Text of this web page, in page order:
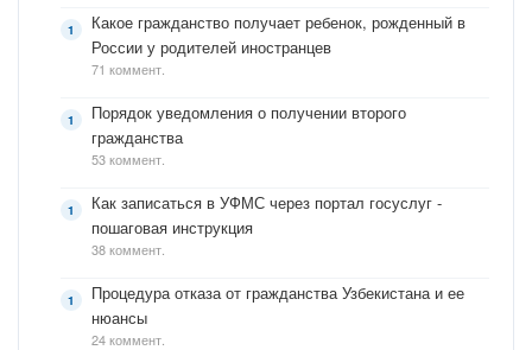
Какое гражданство получает ребенок, рожденный в
России у родителей иностранцев
71 коммент.
Порядок уведомления о получении второго
гражданства
53 коммент.
Как записаться в УФМС через портал госуслуг -
пошаговая инструкция
38 коммент.
Процедура отказа от гражданства Узбекистана и ее
нюансы
24 коммент.